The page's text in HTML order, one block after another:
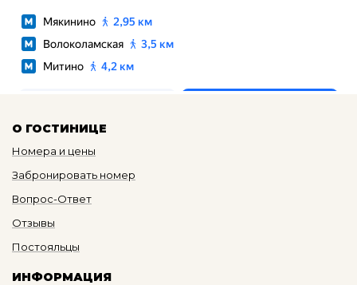
О ГОСТИНИЦЕ
Номера и цены
Забронировать номер
Вопрос-Ответ
Отзывы
Постояльцы
ИНФОРМАЦИЯ